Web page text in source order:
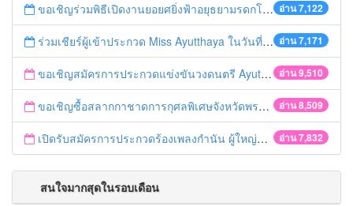
อ่าน 7,122
ขอเชิญร่วมพิธีเปิดงานยอยศยิ่งฟ้าอยุธยามรดกโลก
อ่าน 7,171
ร่วมเชียร์ผู้เข้าประกวด Miss Ayutthaya ในวันที่ 15 ธันวาคม 2560
อ่าน 9,510
ขอเชิญสมัครการประกวดแข่งขันวงดนตรี Ayutthaya battle of the bands
อ่าน 8,509
ขอเชิญซื้อสลากกาชาดการกุศลพิเศษจังหวัดพระนครศรีอยุธยา 2560
อ่าน 7,832
เปิดรับสมัครการประกวดร้องเพลงกำนัน ผู้ใหญ่บ้าน ฯลฯ
สนใจมากสุดในรอบเดือน